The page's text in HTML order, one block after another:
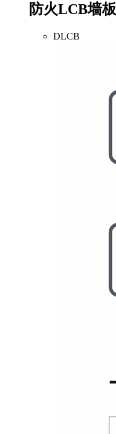
防火LCB墙板
DLCB